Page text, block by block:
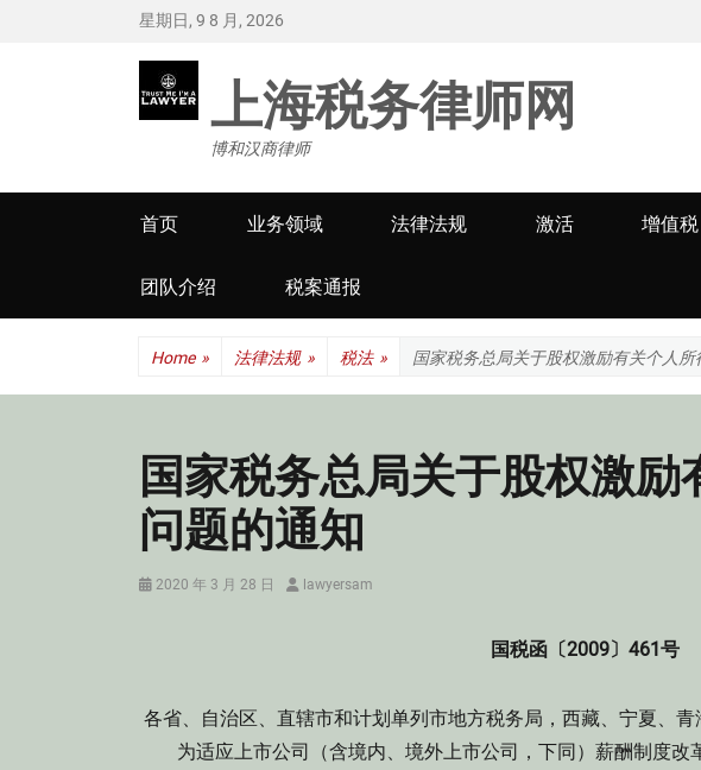
星期日, 9 8 月, 2026
上海税务律师网
博和汉商律师
Primary
menu
首页 业务领域 法律法规 激活 增值税
团队介绍 税案通报
Home » 法律法规 » 税法 » 国家税务总局关于股权激励有关个人所
国家税务总局关于股权激励
问题的通知
Posted
2020 年 3 月 28 日 Authorlawyersam
国税函〔2009〕461号
各省、自治区、直辖市和计划单列市地方税务局，西藏、宁夏、
为适应上市公司（含境内、境外上市公司，下同）薪酬制度改